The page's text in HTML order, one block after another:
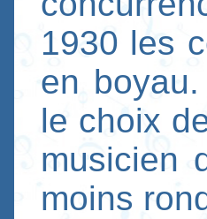
1930 les
en
le choix
musicien
moins